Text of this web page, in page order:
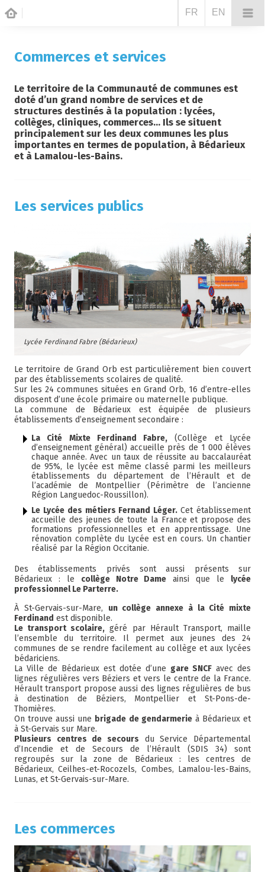
Commerces et services
Le territoire de la Communauté de communes est
doté d’un grand nombre de services et de
structures destinés à la population : lycées,
collèges, cliniques, commerces... Ils se situent
principalement sur les deux communes les plus
importantes en termes de population, à Bédarieux
et à Lamalou-les-Bains.
Les services publics
Lycée Ferdinand Fabre (Bédarieux)
Le territoire de Grand Orb est particulièrement bien couvert
par des établissements scolaires de qualité.
Sur les 24 communes situées en Grand Orb, 16 d’entre-elles
disposent d’une école primaire ou maternelle publique.
La commune de Bédarieux est équipée de plusieurs
établissements d’enseignement secondaire :
La Cité Mixte Ferdinand Fabre, (Collège et Lycée
d’enseignement général) accueille près de 1 000 élèves
chaque année. Avec un taux de réussite au baccalauréat
de 95%, le lycée est même classé parmi les meilleurs
établissements du département de l’Hérault et de
l’académie de Montpellier (Périmètre de l’ancienne
Région Languedoc-Roussillon).
Le Lycée des métiers Fernand Léger.Cet établissement
accueille des jeunes de toute la France et propose des
formations professionnelles et en apprentissage. Une
rénovation complète du Lycée est en cours. Un chantier
réalisé par la Région Occitanie.
Des établissements privés sont aussi présents sur
Bédarieux : le collège Notre Dame ainsi que le lycée
professionnel Le Parterre.
À St-Gervais-sur-Mare, un collège annexe à la Cité mixte
Ferdinand est disponible.
Le transport scolaire, géré par Hérault Transport, maille
l’ensemble du territoire. Il permet aux jeunes des 24
communes de se rendre facilement au collège et aux lycées
bédariciens.
La Ville de Bédarieux est dotée d’une gare SNCF avec des
lignes régulières vers Béziers et vers le centre de la France.
Hérault transport propose aussi des lignes régulières de bus
à destination de Béziers, Montpellier et St-Pons-de-
Thomières.
On trouve aussi une brigade de gendarmerieà Bédarieux et
à St-Gervais sur Mare.
Plusieurs centres de secours du Service Départemental
d’Incendie et de Secours de l’Hérault (SDIS 34) sont
regroupés sur la zone de Bédarieux : les centres de
Bédarieux, Ceilhes-et-Rocozels, Combes, Lamalou-les-Bains,
Lunas, et St-Gervais-sur-Mare.
Les commerces
FR EN